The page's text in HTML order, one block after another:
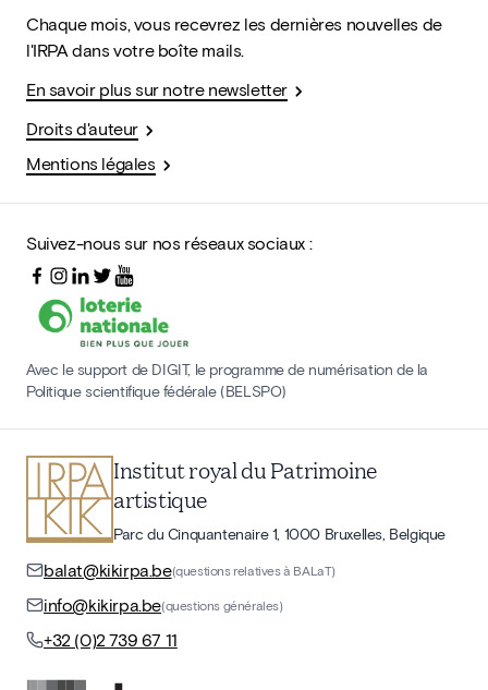
Chaque mois, vous recevrez les dernières nouvelles de
l'IRPA dans votre boîte mails.
En savoir plus sur notre newsletter
Droits d'auteur
Mentions légales
Suivez-nous sur nos réseaux sociaux :
Avec le support de DIGIT, le programme de numérisation de la
Politique scientifique fédérale (BELSPO)
Institut royal du Patrimoine
artistique
Parc du Cinquantenaire 1, 1000 Bruxelles, Belgique
balat@kikirpa.be(questions relatives à BALaT)
info@kikirpa.be(questions générales)
+32 (0)2 739 67 11